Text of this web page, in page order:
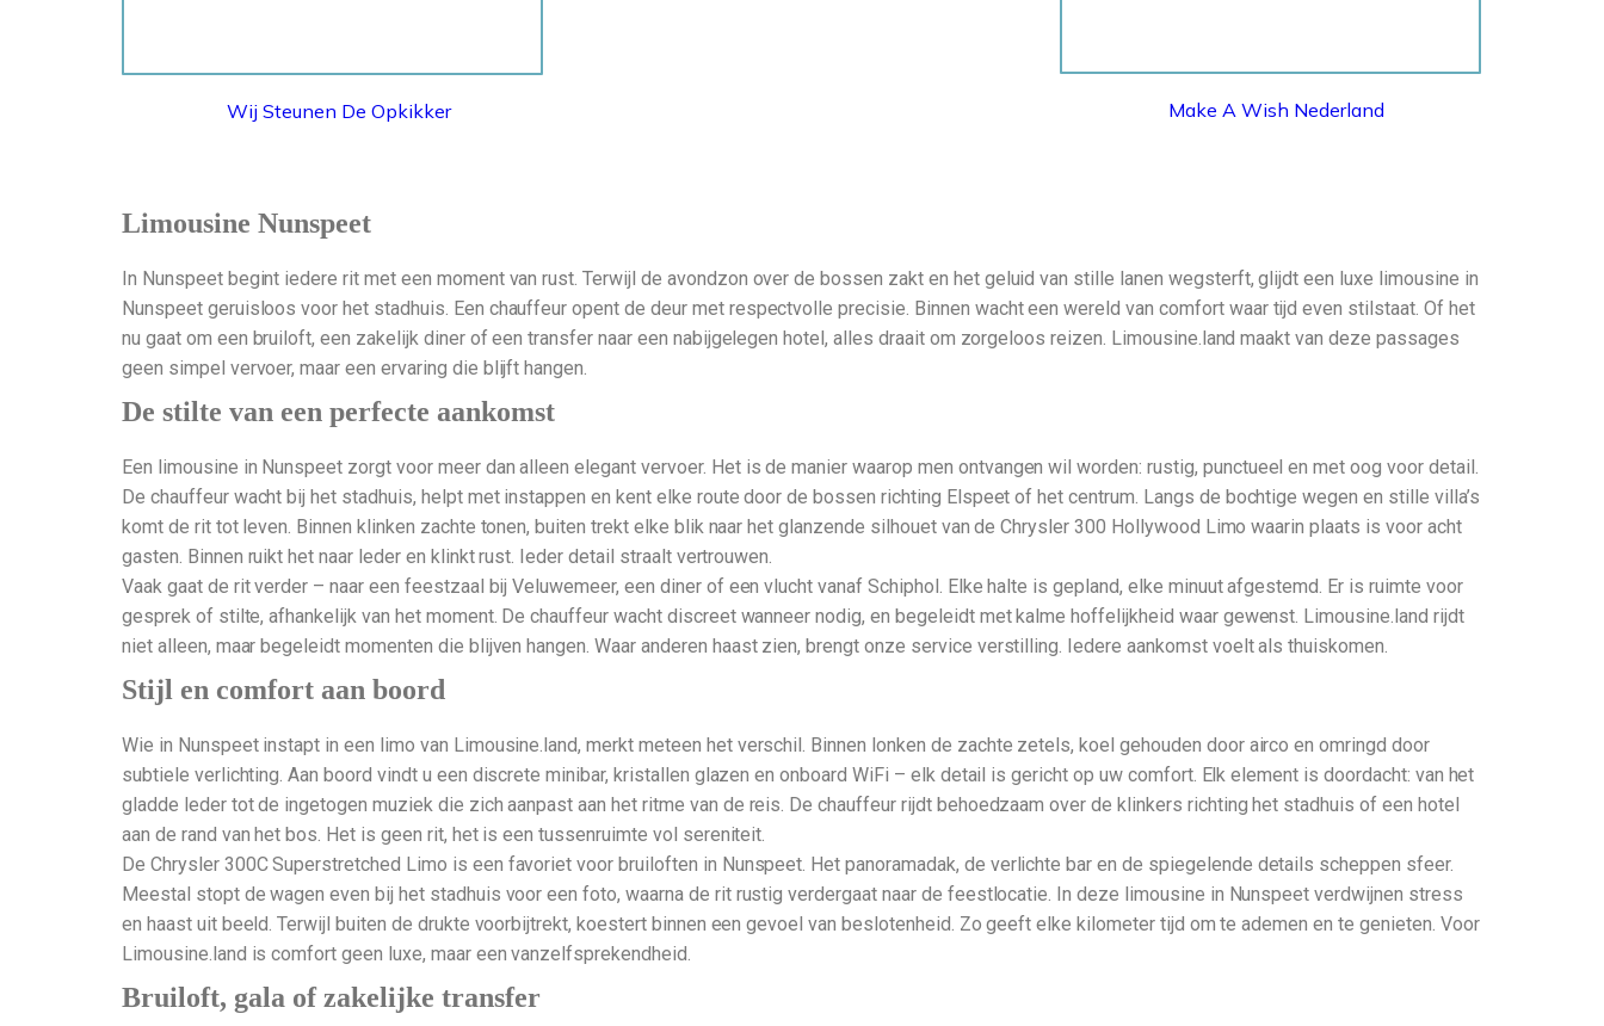
Wij Steunen De Opkikker Make A Wish Nederland
Limousine Nunspeet
In Nunspeet begint iedere rit met een moment van rust. Terwijl de avondzon over de bossen zakt en het geluid van stille lanen wegsterft, glijdt een luxe limousine in
Nunspeet geruisloos voor het stadhuis. Een chauffeur opent de deur met respectvolle precisie. Binnen wacht een wereld van comfort waar tijd even stilstaat. Of het
nu gaat om een bruiloft, een zakelijk diner of een transfer naar een nabijgelegen hotel, alles draait om zorgeloos reizen. Limousine.land maakt van deze passages
geen simpel vervoer, maar een ervaring die blijft hangen.
De stilte van een perfecte aankomst
Een limousine in Nunspeet zorgt voor meer dan alleen elegant vervoer. Het is de manier waarop men ontvangen wil worden: rustig, punctueel en met oog voor detail.
De chauffeur wacht bij het stadhuis, helpt met instappen en kent elke route door de bossen richting Elspeet of het centrum. Langs de bochtige wegen en stille villa’s
komt de rit tot leven. Binnen klinken zachte tonen, buiten trekt elke blik naar het glanzende silhouet van de Chrysler 300 Hollywood Limo waarin plaats is voor acht
gasten. Binnen ruikt het naar leder en klinkt rust. Ieder detail straalt vertrouwen.
Vaak gaat de rit verder – naar een feestzaal bij Veluwemeer, een diner of een vlucht vanaf Schiphol. Elke halte is gepland, elke minuut afgestemd. Er is ruimte voor
gesprek of stilte, afhankelijk van het moment. De chauffeur wacht discreet wanneer nodig, en begeleidt met kalme hoffelijkheid waar gewenst. Limousine.land rijdt
niet alleen, maar begeleidt momenten die blijven hangen. Waar anderen haast zien, brengt onze service verstilling. Iedere aankomst voelt als thuiskomen.
Stijl en comfort aan boord
Wie in Nunspeet instapt in een limo van Limousine.land, merkt meteen het verschil. Binnen lonken de zachte zetels, koel gehouden door airco en omringd door
subtiele verlichting. Aan boord vindt u een discrete minibar, kristallen glazen en onboard WiFi – elk detail is gericht op uw comfort. Elk element is doordacht: van het
gladde leder tot de ingetogen muziek die zich aanpast aan het ritme van de reis. De chauffeur rijdt behoedzaam over de klinkers richting het stadhuis of een hotel
aan de rand van het bos. Het is geen rit, het is een tussenruimte vol sereniteit.
De Chrysler 300C Superstretched Limo is een favoriet voor bruiloften in Nunspeet. Het panoramadak, de verlichte bar en de spiegelende details scheppen sfeer.
Meestal stopt de wagen even bij het stadhuis voor een foto, waarna de rit rustig verdergaat naar de feestlocatie. In deze limousine in Nunspeet verdwijnen stress
en haast uit beeld. Terwijl buiten de drukte voorbijtrekt, koestert binnen een gevoel van beslotenheid. Zo geeft elke kilometer tijd om te ademen en te genieten. Voor
Limousine.land is comfort geen luxe, maar een vanzelfsprekendheid.
Bruiloft, gala of zakelijke transfer